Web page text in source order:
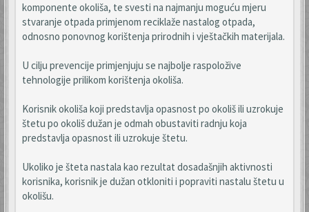
komponente okoliša, te svesti na najmanju moguću mjeru
stvaranje otpada primjenom reciklaže nastalog otpada,
odnosno ponovnog korištenja prirodnih i vještačkih materijala.
U cilju prevencije primjenjuju se najbolje raspoložive
tehnologije prilikom korištenja okoliša.
Korisnik okoliša koji predstavlja opasnost po okoliš ili uzrokuje
štetu po okoliš dužan je odmah obustaviti radnju koja
predstavlja opasnost ili uzrokuje štetu.
Ukoliko je šteta nastala kao rezultat dosadašnjih aktivnosti
korisnika, korisnik je dužan otkloniti i popraviti nastalu štetu u
okolišu.